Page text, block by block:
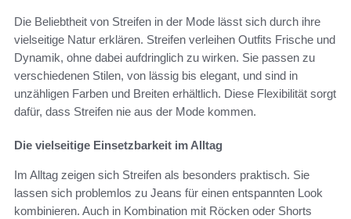
Die Beliebtheit von Streifen in der Mode lässt sich durch ihre
vielseitige Natur erklären. Streifen verleihen Outfits Frische und
Dynamik, ohne dabei aufdringlich zu wirken. Sie passen zu
verschiedenen Stilen, von lässig bis elegant, und sind in
unzähligen Farben und Breiten erhältlich. Diese Flexibilität sorgt
dafür, dass Streifen nie aus der Mode kommen.
Die vielseitige Einsetzbarkeit im Alltag
Im Alltag zeigen sich Streifen als besonders praktisch. Sie
lassen sich problemlos zu Jeans für einen entspannten Look
kombinieren. Auch in Kombination mit Röcken oder Shorts